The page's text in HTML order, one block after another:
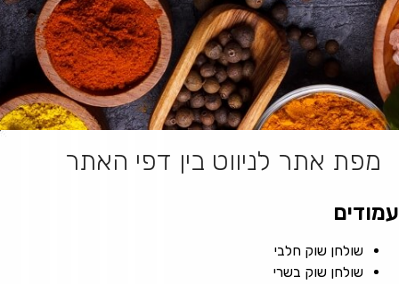
מפת אתר לניווט בין דפי האתר
עמודים
שולחן שוק חלבי
שולחן שוק בשרי